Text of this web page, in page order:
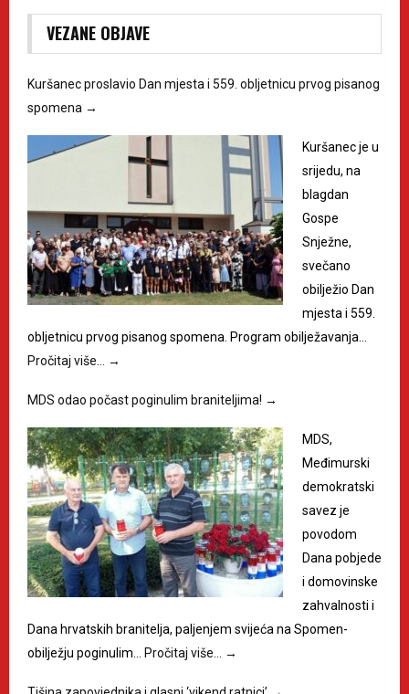
VEZANE OBJAVE
Kuršanec proslavio Dan mjesta i 559. obljetnicu prvog pisanog
spomena →
Kuršanec je u
srijedu, na
blagdan
Gospe
Snježne,
svečano
obilježio Dan
mjesta i 559.
obljetnicu prvog pisanog spomena. Program obilježavanja…
Pročitaj više… →
MDS odao počast poginulim braniteljima! →
MDS,
Međimurski
demokratski
savez je
povodom
Dana pobjede
i domovinske
zahvalnosti i
Dana hrvatskih branitelja, paljenjem svijeća na Spomen-
obilježju poginulim… Pročitaj više… →